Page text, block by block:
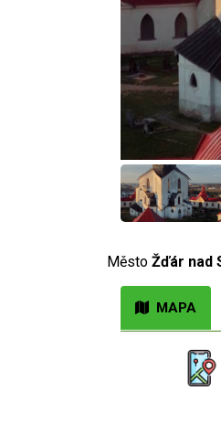
Město Žďár nad
MAPA